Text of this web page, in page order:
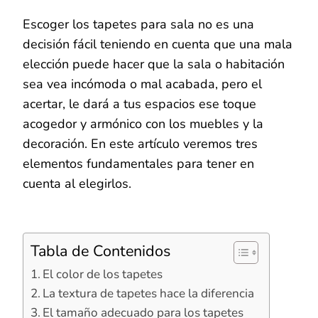
Escoger los tapetes para sala no es una
decisión fácil teniendo en cuenta que una mala
elección puede hacer que la sala o habitación
sea vea incómoda o mal acabada, pero el
acertar, le dará a tus espacios ese toque
acogedor y armónico con los muebles y la
decoración. En este artículo veremos tres
elementos fundamentales para tener en
cuenta al elegirlos.
Tabla de Contenidos
El color de los tapetes
La textura de tapetes hace la diferencia
El tamaño adecuado para los tapetes